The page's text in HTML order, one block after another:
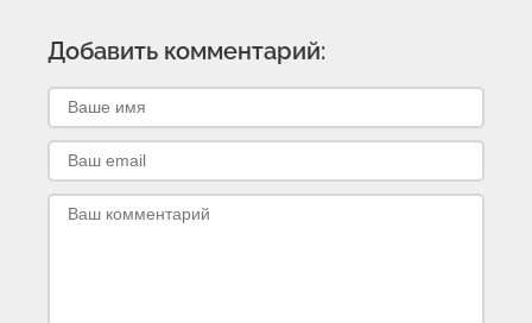
Добавить комментарий: